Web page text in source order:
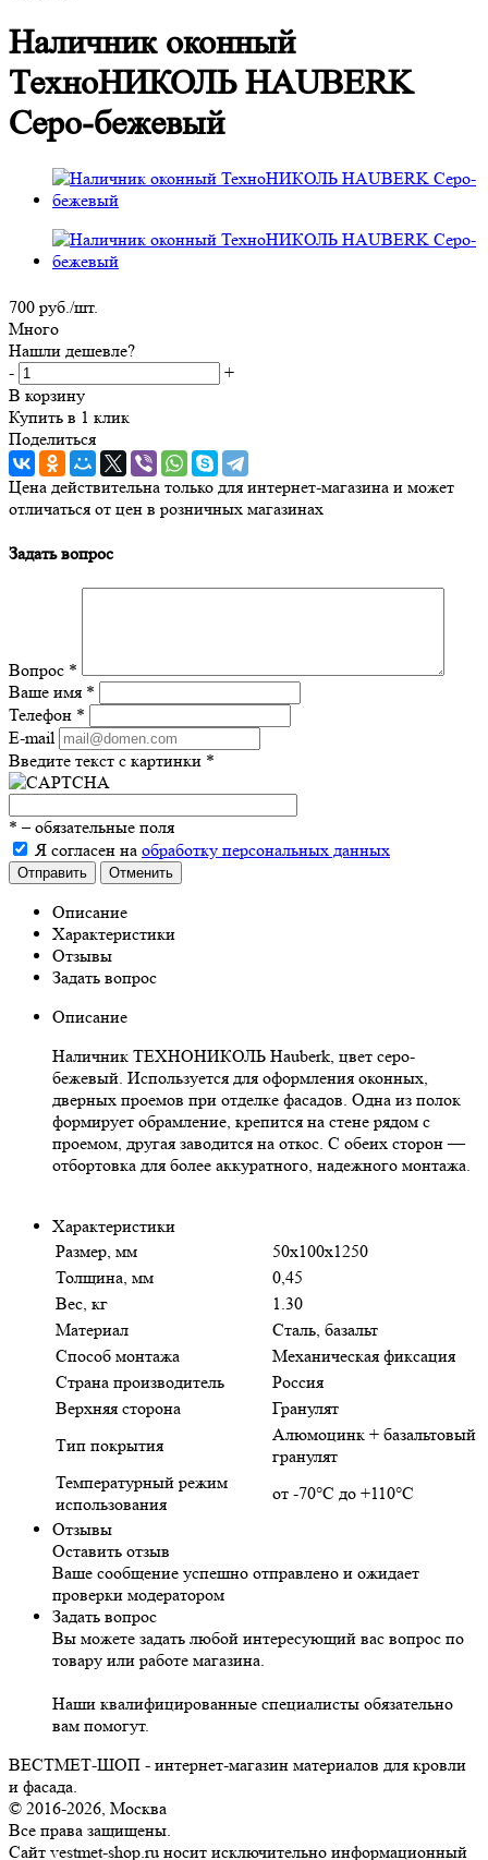
Наличник оконный
ТехноНИКОЛЬ HAUBERK
Серо-бежевый
700 руб./шт.
Много
Нашли дешевле?
-
+
В корзину
Купить в 1 клик
Поделиться
Цена действительна только для интернет-магазина и может
отличаться от цен в розничных магазинах
Задать вопрос
Вопрос *
Ваше имя *
Телефон *
E-mail
Введите текст с картинки *
* – обязательные поля
Я согласен на обработку персональных данных
Отправить Отменить
Описание
Характеристики
Отзывы
Задать вопрос
Описание
Наличник ТЕХНОНИКОЛЬ Hauberk, цвет серо-
бежевый. Используется для оформления оконных,
дверных проемов при отделке фасадов. Одна из полок
формирует обрамление, крепится на стене рядом с
проемом, другая заводится на откос. С обеих сторон —
отбортовка для более аккуратного, надежного монтажа.
Характеристики
Размер, мм
50х100х1250
Толщина, мм
0,45
Вес, кг
1.30
Материал
Сталь, базальт
Способ монтажа
Механическая фиксация
Страна производитель
Россия
Верхняя сторона
Гранулят
Тип покрытия
Алюмоцинк + базальтовый
гранулят
Температурный режим
использования
от -70°С до +110°С
Отзывы
Оставить отзыв
Ваше сообщение успешно отправлено и ожидает
проверки модератором
Задать вопрос
Вы можете задать любой интересующий вас вопрос по
товару или работе магазина.
Наши квалифицированные специалисты обязательно
вам помогут.
ВЕСТМЕТ-ШОП - интернет-магазин материалов для кровли
и фасада.
© 2016-2026, Москва
Все права защищены.
Сайт vestmet-shop.ru носит исключительно информационный